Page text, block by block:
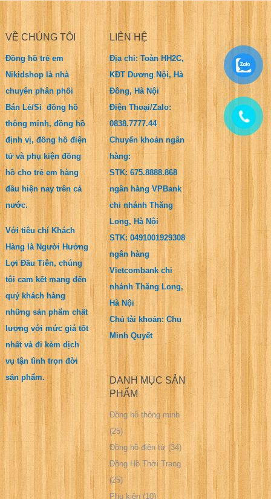
VỀ CHÚNG TÔI
Đồng hồ trẻ em
Nikidshop là nhà
chuyên phân phối
Bán Lẻ/Sỉ đồng hồ
thông minh, đồng hồ
định vị, đồng hồ điện
tử và phụ kiện đồng
hồ cho trẻ em hàng
đầu hiện nay trên cả
nước.
Với tiêu chí Khách
Hàng là Người Hưởng
Lợi Đầu Tiên, chúng
tôi cam kết mang đến
quý khách hàng
những sản phẩm chất
lượng với mức giá tốt
nhất và đi kèm dịch
vụ tận tình trọn đời
sản phẩm.
LIÊN HỆ
Địa chỉ: Toàn HH2C,
KĐT Dương Nội, Hà
Đông, Hà Nội
Điện Thoại/Zalo:
0838.7777.44
Chuyển khoản ngân
hàng:
STK: 675.8888.868
ngân hàng VPBank
chi nhánh Thăng
Long, Hà Nội
STK: 0491001929308
ngân hàng
Vietcombank chi
nhánh Thăng Long,
Hà Nội
Chủ tài khoản: Chu
Minh Quyết
DANH MỤC SẢN
PHẨM
Đồng hồ thông minh
(25)
Đồng hồ điện tử (34)
Đồng Hồ Thời Trang
(25)
Phụ kiện (10)